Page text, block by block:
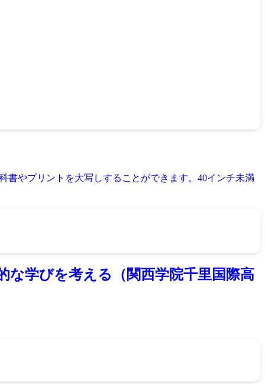
書やプリントを大写しすることができます。40インチ未満
な学びを考える（関西学院千里国際高